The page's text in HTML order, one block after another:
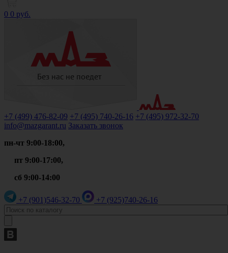
0 0 руб.
+7 (499) 476-82-09 +7 (495) 740-26-16 +7 (495) 972-32-70
info@mazgarant.ru Заказать звонок
пн-чт 9:00-18:00,
пт 9:00-17:00,
сб 9:00-14:00
+7 (901)546-32-70 +7 (925)740-26-16